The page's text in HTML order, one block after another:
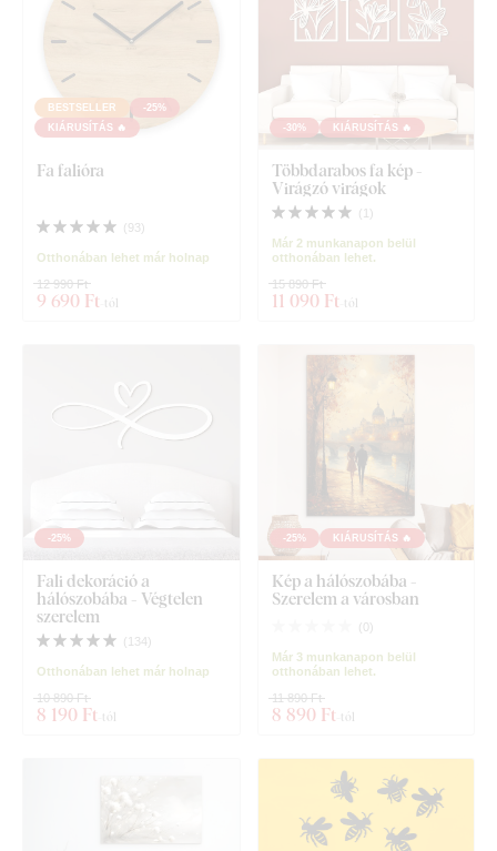
BESTSELLER
-25%
KIÁRUSÍTÁS 🔥
Fa falióra
( 93)
Otthonában lehet már holnap
9 690 Ft -tól
12 990 Ft
-30% KIÁRUSÍTÁS 🔥
Többdarabos fa kép -
Virágzó virágok
( 1 )
Már 2 munkanapon belül
otthonában lehet.
11 090 Ft -tól
15 890 Ft
-25%
Fali dekoráció a
hálószobába - Végtelen
szerelem
( 134)
Otthonában lehet már holnap
8 190 Ft -tól
10 890 Ft
-25% KIÁRUSÍTÁS 🔥
Kép a hálószobába -
Szerelem a városban
( 0)
Már 3 munkanapon belül
otthonában lehet.
8 890 Ft -tól
11 890 Ft